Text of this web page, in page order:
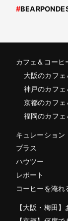
#
カフェ＆コーヒ
大阪のカフ
神戸のカフェ
京都のカフェ
福岡のカフェ
キュレーション
プラス
ハウツー
レポート
コーヒーを淹れ
【大阪・梅田